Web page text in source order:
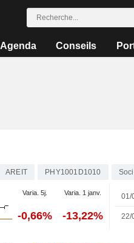
Agenda Conseils
AREIT PHY1001D1010
Varia. 5j. Varia. 1 janv.
-0,66% -13,22%
01/
22/